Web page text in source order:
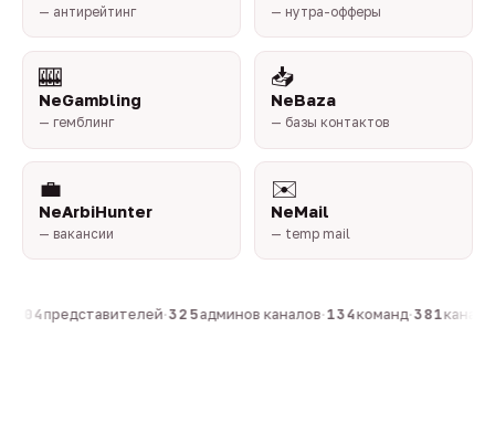
— антирейтинг — нутра-офферы
🎰
NeGambling
— гемблинг
📥
NeBaza
— базы контактов
💼
NeArbiHunter
— вакансии
✉️
NeMail
— temp mail
804представителей·325админов каналов·134команд·381каналов